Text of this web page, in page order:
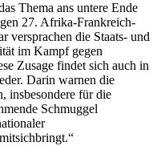
Thema ans untere Ende
27. Afrika-Frankreich-
versprachen die Staats- und
im Kampf gegen
Zusage findet sich auch in
Darin warnen die
insbesondere für die
Schmuggel